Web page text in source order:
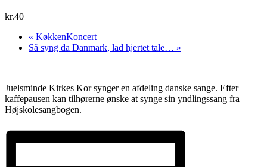
kr.40
« KøkkenKoncert
Så syng da Danmark, lad hjertet tale… »
Juelsminde Kirkes Kor synger en afdeling danske sange. Efter
kaffepausen kan tilhørerne ønske at synge sin yndlingssang fra
Højskolesangbogen.